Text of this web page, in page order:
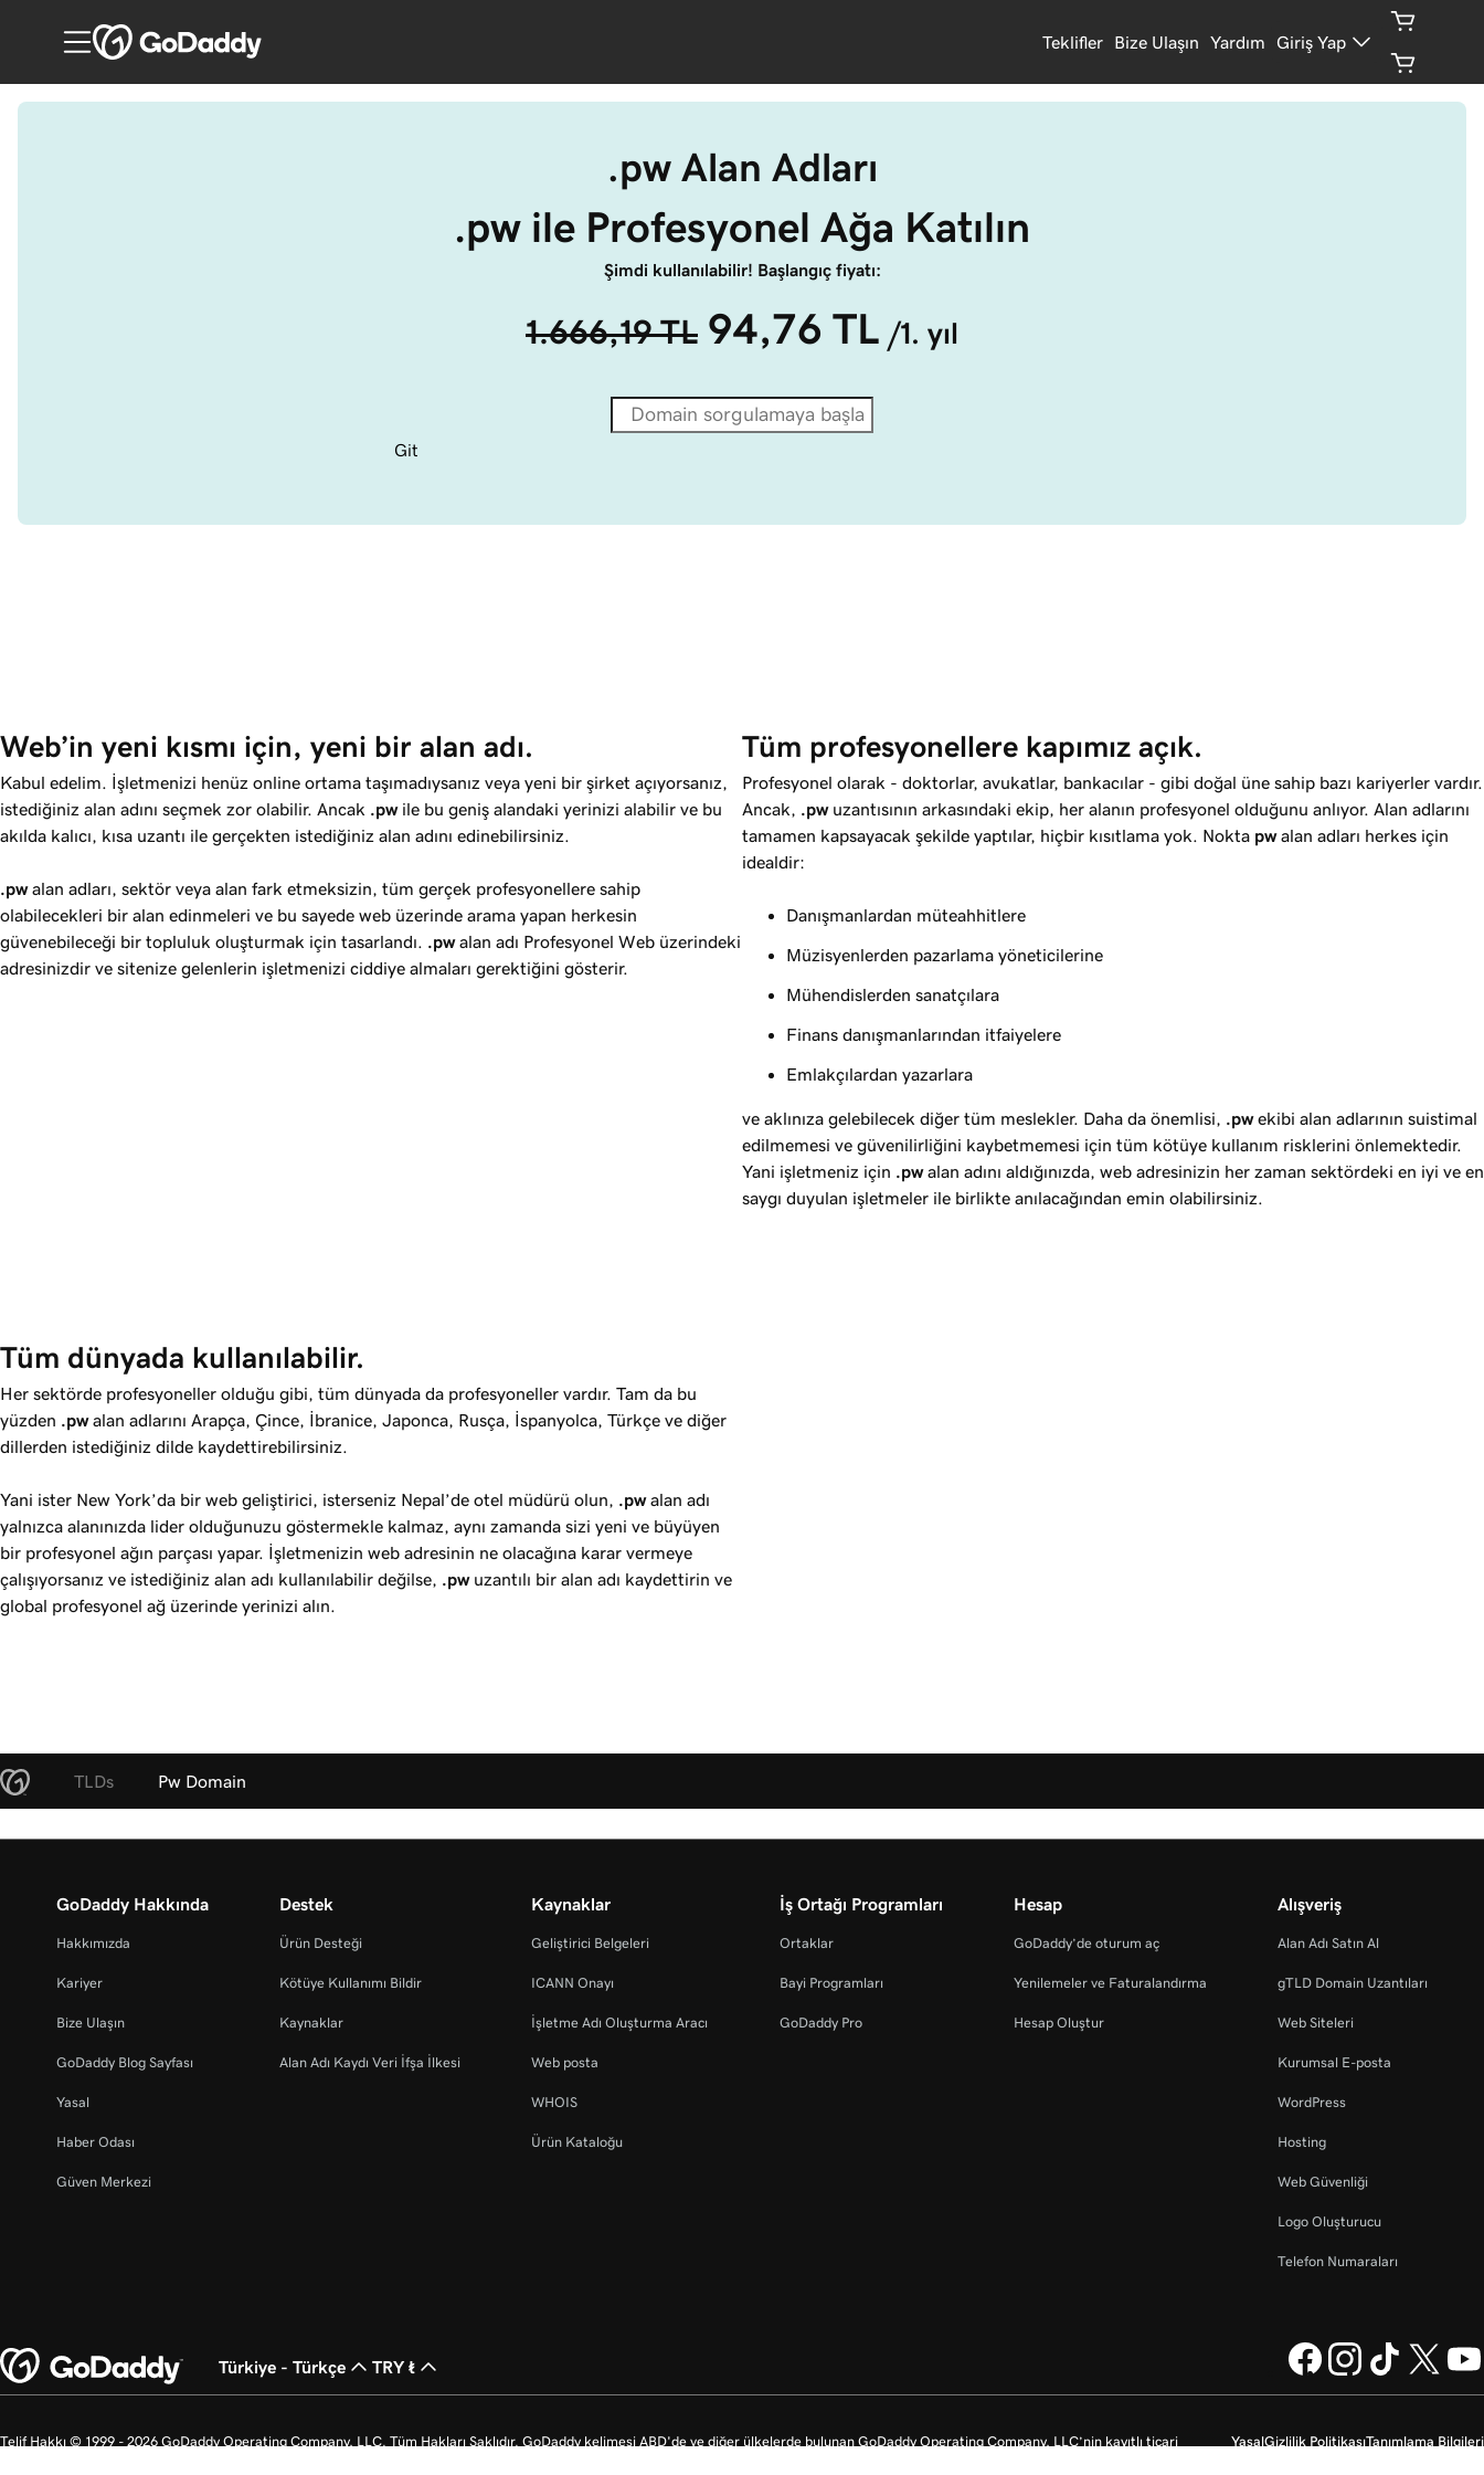
Teklifler Bize Ulaşın Yardım Giriş Yap
.pw Alan Adları
.pw ile Profesyonel Ağa Katılın
Şimdi kullanılabilir! Başlangıç fiyatı:
1.666,19 TL 94,76 TL /1. yıl
Git
Web’in yeni kısmı için, yeni bir alan adı.
Kabul edelim. İşletmenizi henüz online ortama taşımadıysanız veya yeni bir şirket açıyorsanız,
istediğiniz alan adını seçmek zor olabilir. Ancak .pwile bu geniş alandaki yerinizi alabilir ve bu
akılda kalıcı, kısa uzantı ile gerçekten istediğiniz alan adını edinebilirsiniz.
.pwalan adları, sektör veya alan fark etmeksizin, tüm gerçek profesyonellere sahip
olabilecekleri bir alan edinmeleri ve bu sayede web üzerinde arama yapan herkesin
güvenebileceği bir topluluk oluşturmak için tasarlandı. .pwalan adı Profesyonel Web üzerindeki
adresinizdir ve sitenize gelenlerin işletmenizi ciddiye almaları gerektiğini gösterir.
Tüm profesyonellere kapımız açık.
Profesyonel olarak - doktorlar, avukatlar, bankacılar - gibi doğal üne sahip bazı kariyerler vardır.
Ancak, .pwuzantısının arkasındaki ekip, her alanın profesyonel olduğunu anlıyor. Alan adlarını
tamamen kapsayacak şekilde yaptılar, hiçbir kısıtlama yok. Nokta pwalan adları herkes için
idealdir:
Danışmanlardan müteahhitlere
Müzisyenlerden pazarlama yöneticilerine
Mühendislerden sanatçılara
Finans danışmanlarından itfaiyelere
Emlakçılardan yazarlara
ve aklınıza gelebilecek diğer tüm meslekler. Daha da önemlisi, .pwekibi alan adlarının suistimal
edilmemesi ve güvenilirliğini kaybetmemesi için tüm kötüye kullanım risklerini önlemektedir.
Yani işletmeniz için .pwalan adını aldığınızda, web adresinizin her zaman sektördeki en iyi ve en
saygı duyulan işletmeler ile birlikte anılacağından emin olabilirsiniz.
Tüm dünyada kullanılabilir.
Her sektörde profesyoneller olduğu gibi, tüm dünyada da profesyoneller vardır. Tam da bu
yüzden .pwalan adlarını Arapça, Çince, İbranice, Japonca, Rusça, İspanyolca, Türkçe ve diğer
dillerden istediğiniz dilde kaydettirebilirsiniz.
Yani ister New York’da bir web geliştirici, isterseniz Nepal’de otel müdürü olun, .pwalan adı
yalnızca alanınızda lider olduğunuzu göstermekle kalmaz, aynı zamanda sizi yeni ve büyüyen
bir profesyonel ağın parçası yapar. İşletmenizin web adresinin ne olacağına karar vermeye
çalışıyorsanız ve istediğiniz alan adı kullanılabilir değilse,
.pwuzantılı bir alan adı kaydettirin ve
global profesyonel ağ üzerinde yerinizi alın.
TLDs Pw Domain
GoDaddy Hakkında
Hakkımızda
Kariyer
Bize Ulaşın
GoDaddy Blog Sayfası
Yasal
Haber Odası
Güven Merkezi
Destek
Ürün Desteği
Kötüye Kullanımı Bildir
Kaynaklar
Alan Adı Kaydı Veri İfşa İlkesi
Kaynaklar
Geliştirici Belgeleri
ICANN Onayı
İşletme Adı Oluşturma Aracı
Web posta
WHOIS
Ürün Kataloğu
İş Ortağı Programları
Ortaklar
Bayi Programları
GoDaddy Pro
Hesap
GoDaddy’de oturum aç
Yenilemeler ve Faturalandırma
Hesap Oluştur
Alışveriş
Alan Adı Satın Al
gTLD Domain Uzantıları
Web Siteleri
Kurumsal E-posta
WordPress
Hosting
Web Güvenliği
Logo Oluşturucu
Telefon Numaraları
Türkiye - Türkçe TRY ₺
YasalGizlilik PolitikasıTanımlama Bilgileri
Telif Hakkı © 1999 - 2026 GoDaddy Operating Company, LLC. Tüm Hakları Saklıdır. GoDaddy kelimesi ABD'de ve diğer ülkelerde bulunan GoDaddy Operating Company, LLC’nin kayıtlı ticari